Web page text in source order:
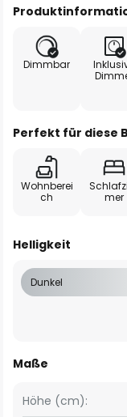
Dimmbar
Perfekt für diese
Wohnberei
ch
mer
Helligkeit
Dunkel
Maße
Höhe (cm):